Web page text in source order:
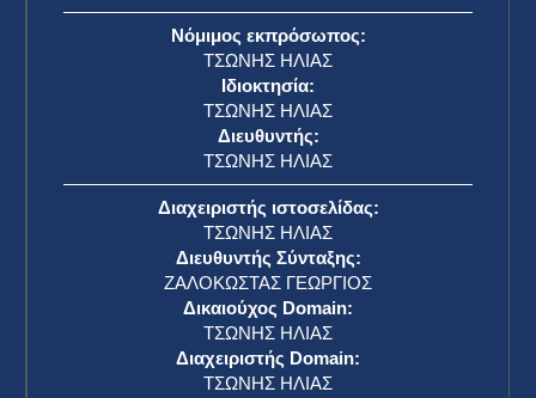
Νόμιμος εκπρόσωπος:
ΤΣΩΝΗΣ ΗΛΙΑΣ
Ιδιοκτησία:
ΤΣΩΝΗΣ ΗΛΙΑΣ
Διευθυντής:
ΤΣΩΝΗΣ ΗΛΙΑΣ
Διαχειριστής ιστοσελίδας:
ΤΣΩΝΗΣ ΗΛΙΑΣ
Διευθυντής Σύνταξης:
ΖΑΛΟΚΩΣΤΑΣ ΓΕΩΡΓΙΟΣ
Δικαιούχος Domain:
ΤΣΩΝΗΣ ΗΛΙΑΣ
Διαχειριστής Domain:
ΤΣΩΝΗΣ ΗΛΙΑΣ